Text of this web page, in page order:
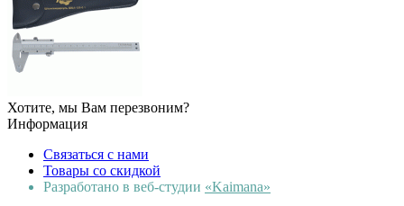
Хотите, мы Вам перезвоним?
Информация
Связаться с нами
Товары со скидкой
Разработано в веб-студии «Kaimana»